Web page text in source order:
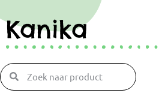
Kanika